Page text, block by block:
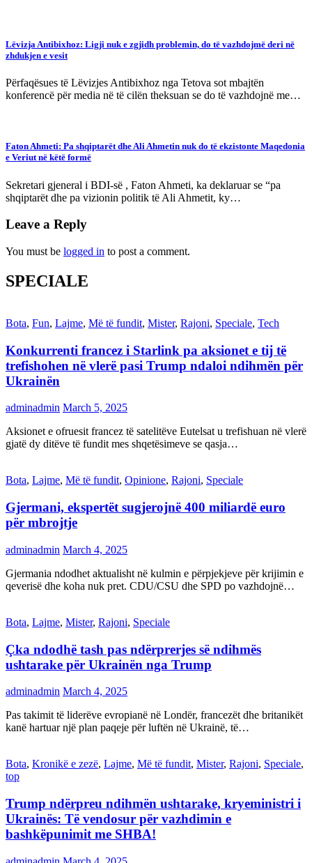
Lëvizja Antibixhoz: Ligji nuk e zgjidh problemin, do të vazhdojmë deri në
zhdukjen e vesit
Përfaqësues të Lëvizjes Antibixhoz nga Tetova sot mbajtën
konferencë për media në të cilën theksuan se do të vazhdojnë me…
Faton Ahmeti: Pa shqiptarët dhe Ali Ahmetin nuk do të ekzistonte Maqedonia
e Veriut në këtë formë
Sekretari gjeneral i BDI-së , Faton Ahmeti, ka deklaruar se “pa
shqiptarët dhe pa vizionin politik të Ali Ahmetit, ky…
Leave a Reply
You must be logged in to post a comment.
SPECIALE
Bota, Fun, Lajme, Më të fundit, Mister, Rajoni, Speciale, Tech
Konkurrenti francez i Starlink pa aksionet e tij të
trefishohen në vlerë pasi Trump ndaloi ndihmën për
Ukrainën
adminadmin March 5, 2025
Aksionet e ofruesit francez të satelitëve Eutelsat u trefishuan në vlerë
gjatë dy ditëve të fundit mes shqetësimeve se qasja…
Bota, Lajme, Më të fundit, Opinione, Rajoni, Speciale
Gjermani, ekspertët sugjerojnë 400 miliardë euro
për mbrojtje
adminadmin March 4, 2025
Gjermania ndodhet aktualisht në kulmin e përpjekjeve për krijimin e
qeverisë dhe koha nuk pret. CDU/CSU dhe SPD po vazhdojnë…
Bota, Lajme, Mister, Rajoni, Speciale
Çka ndodhë tash pas ndërprerjes së ndihmës
ushtarake për Ukrainën nga Trump
adminadmin March 4, 2025
Pas takimit të liderëve evropianë në Londër, francezët dhe britanikët
kanë hartuar një plan paqeje për luftën në Ukrainë, të…
Bota, Kronikë e zezë, Lajme, Më të fundit, Mister, Rajoni, Speciale,
top
Trump ndërpreu ndihmën ushtarake, kryeministri i
Ukrainës: Të vendosur për vazhdimin e
bashkëpunimit me SHBA!